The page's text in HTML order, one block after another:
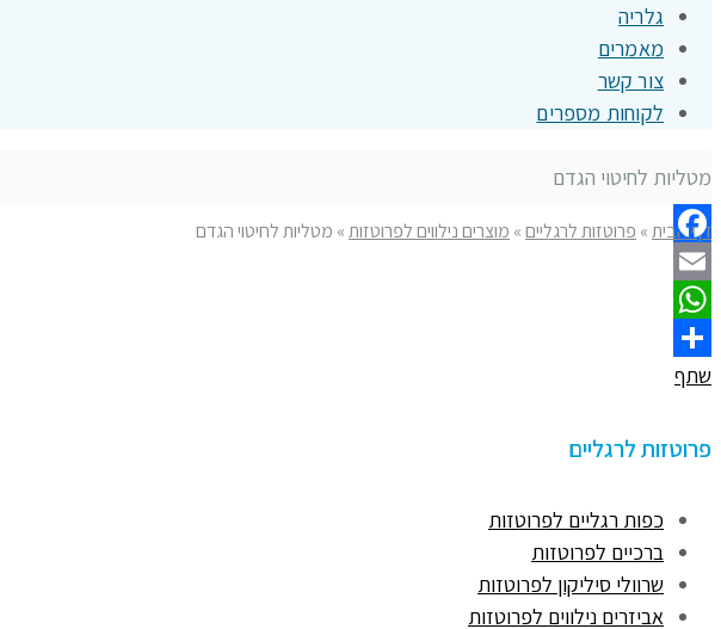
גלריה
מאמרים
צור קשר
לקוחות מספרים
מטליות לחיטוי הגדם
דף הבית» פרוטזות לרגליים» מוצרים נילווים לפרוטזות» מטליות לחיטוי הגדם
Facebook
Email
WhatsApp
שתף
פרוטזות לרגליים
כפות רגליים לפרוטזות
ברכיים לפרוטזות
שרוולי סיליקון לפרוטזות
אביזרים נילווים לפרוטזות